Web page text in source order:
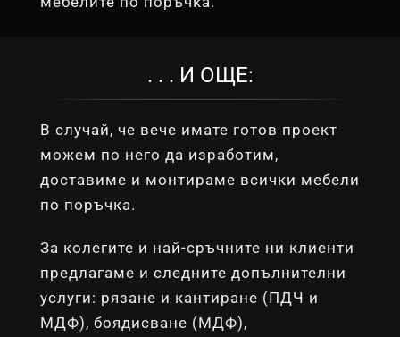
. . . И ОЩЕ:
В случай, че вече имате готов проект
можем по него да изработим,
доставиме и монтираме всички мебели
по поръчка.
За колегите и най-сръчните ни клиенти
предлагаме и следните допълнителни
услуги: рязане и кантиране (ПДЧ и
МДФ), боядисване (МДФ),